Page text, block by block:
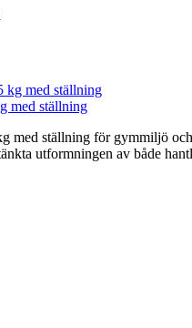
med ställning
med ställning för gymmiljö
utformningen av både